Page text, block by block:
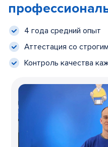
4 года средний опыт
Аттестация со
Контроль качества